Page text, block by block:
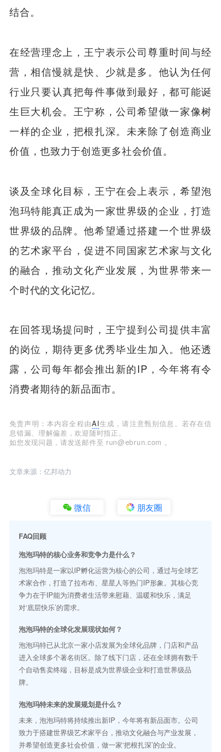
结合。
在经营理念上，王宁表示公司尊重时间与经
营，相信慢就是快、少就是多。他认为任何
行业只要认真把每件事做到最好，都可能诞
生巨大机会。王宁称，公司希望做一家像树
一样的企业，把根扎深。未来除了创造商业
价值，也致力于创造更多社会价值。
谈及全球化目标，王宁在会上表示，希望泡
泡玛特能真正成为一家世界级的企业，打造
世界级的品牌。他希望通过搭建一个世界级
的艺术家平台，促进不同国家艺术家与文化
的融合，推动文化产业发展，为世界带来一
个时代的文化记忆。
在回答现场提问时，王宁提到公司提供丰富
的岗位，期待更多优秀毕业生加入。他还透
露，公司每年都会推出新的IP，今年将有令
消费者期待的新品面市。
免责声明：本内容全程由AI生成，请注意甄别信息。若存在信
息错漏、理解偏差，欢迎随时指正。
如您发现问题，请发送邮件至 run@ebrun.com 。
文章来源：亿邦动力
微信 朋友圈
FAQ回顾
泡泡玛特的核心业务和竞争力是什么？
泡泡玛特是一家以IP孵化运营为核心的公司，通过与全球艺
术家合作，打造了拉布布、星星人等热门IP形象。其核心竞
争力在于IP能为消费者生活带来慰藉、温暖和快乐，满足
对‘底层快乐’的需求。
泡泡玛特的全球化发展现状如何？
泡泡玛特已从北京一家小店发展为全球化品牌，门店和产品
进入全球多个著名街区。除了线下门店，还在全球拥有数千
个自动售卖终端，目标是成为世界级企业和打造世界级品
牌。
泡泡玛特未来的发展规划是什么？
未来，泡泡玛特将持续推出新IP，今年将有新品面市。公司
致力于搭建世界级艺术家平台，推动文化融合与产业发展，
并希望创造更多社会价值，做一家‘把根扎深’的企业。